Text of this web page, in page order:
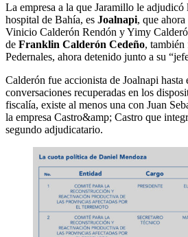
La empresa a la que Jaramillo le
hospital de Bahía, es Joalnapi, que
Vinicio Calderón Rendón y Yimy
de Franklin Calderón Cedeño,
Pedernales, ahora detenido junto a su
Calderón fue accionista de Joalnapi hasta
conversaciones recuperadas en los
fiscalía, existe al menos una con Juan
la empresa Castro&amp; Castro que
segundo adjudicatario.